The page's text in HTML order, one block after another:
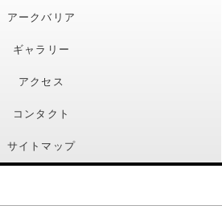
アークバリア
ギャラリー
アクセス
コンタクト
サイトマップ